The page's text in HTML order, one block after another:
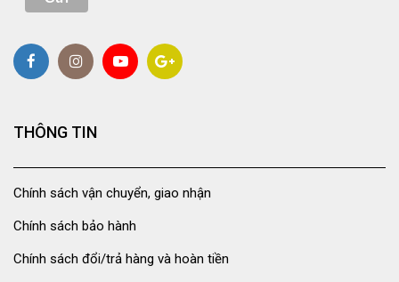
THÔNG TIN
Chính sách vận chuyển, giao nhận
Chính sách bảo hành
Chính sách đổi/trả hàng và hoàn tiền